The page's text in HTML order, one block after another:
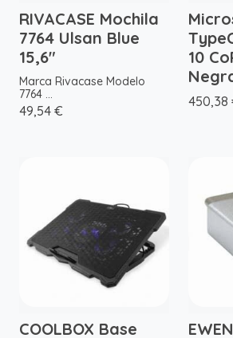
RIVACASE Mochila
7764 Ulsan Blue
15,6"
Marca Rivacase Modelo
7764 ...
49,54 €
10
450,38
COOLBOX Base